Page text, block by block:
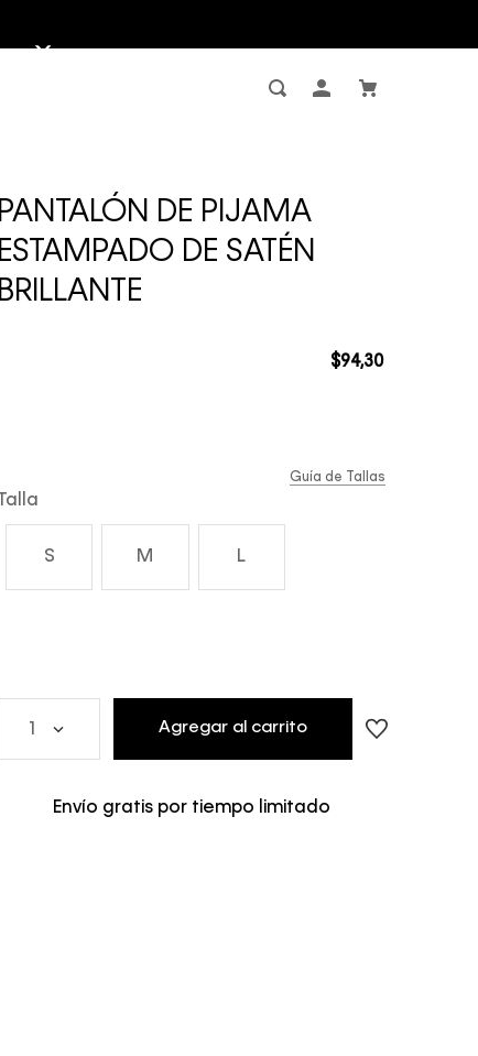
PANTALÓN DE PIJAMA
ESTAMPADO DE SATÉN
BRILLANTE
$94,30
Talla
S M L
Guía de Tallas
Agregar al carrito
Envío gratis por tiempo limitado